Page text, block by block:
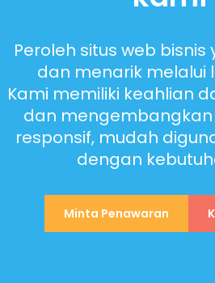
Peroleh situs web
dan menarik melalui
Kami memiliki keahlian
dan mengembangkan
responsif, mudah
dengan
Minta Penawaran